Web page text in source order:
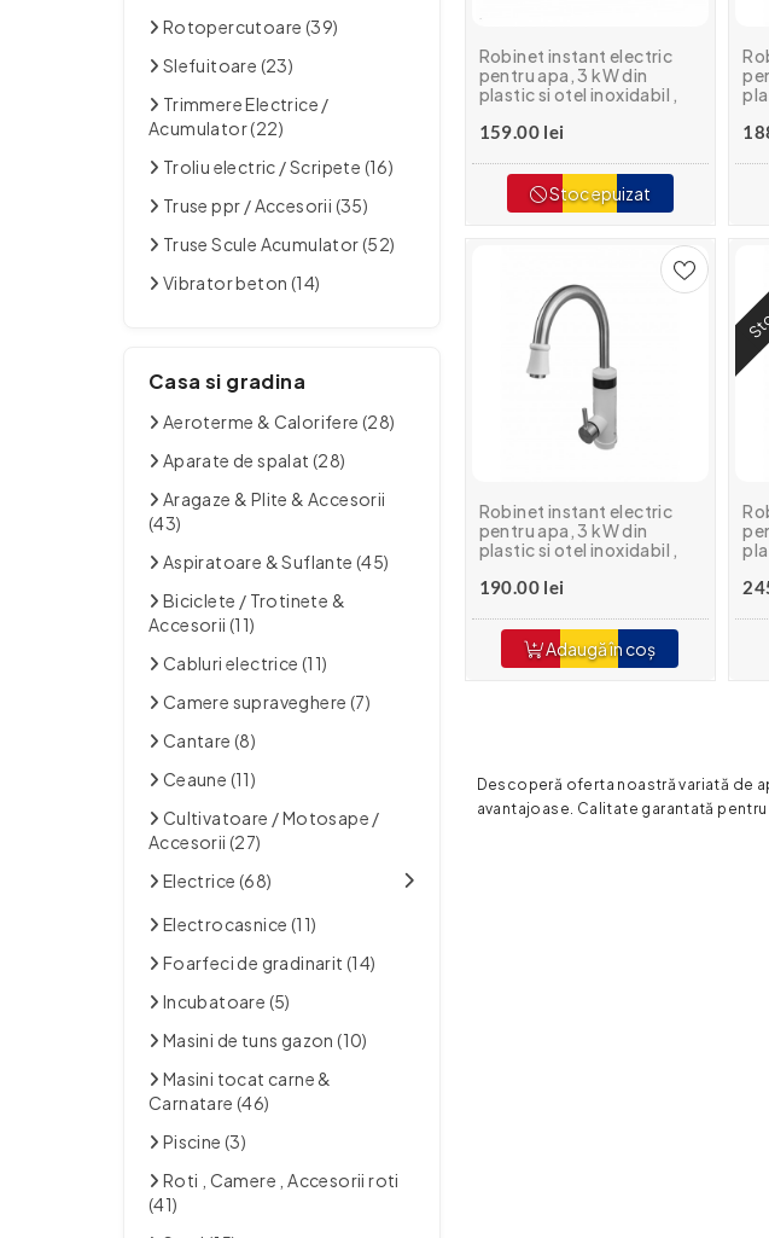
Rotopercutoare (39)
Slefuitoare (23)
Trimmere Electrice /
Acumulator (22)
Troliu electric / Scripete (16)
Truse ppr / Accesorii (35)
Truse Scule Acumulator (52)
Vibrator beton (14)
Casa si gradina
Aeroterme & Calorifere (28)
Aparate de spalat (28)
Aragaze & Plite & Accesorii
(43)
Aspiratoare & Suflante (45)
Biciclete / Trotinete &
Accesorii (11)
Cabluri electrice (11)
Camere supraveghere (7)
Cantare (8)
Ceaune (11)
Cultivatoare / Motosape /
Accesorii (27)
Electrice (68)
Electrocasnice (11)
Foarfeci de gradinarit (14)
Incubatoare (5)
Masini de tuns gazon (10)
Masini tocat carne &
Carnatare (46)
Piscine (3)
Roti , Camere , Accesorii roti
(41)
Robinet instant electric
pentru apa, 3 kW din
plastic si otel inoxidabil ,
159.00 lei
Stoc epuizat
Robinet instant electric
pentru apa, 3 kW din
plastic si otel inoxidabil ,
190.00 lei
Adaugă în coș
Descoperă oferta noastră variată de
avantajoase. Calitate garantată